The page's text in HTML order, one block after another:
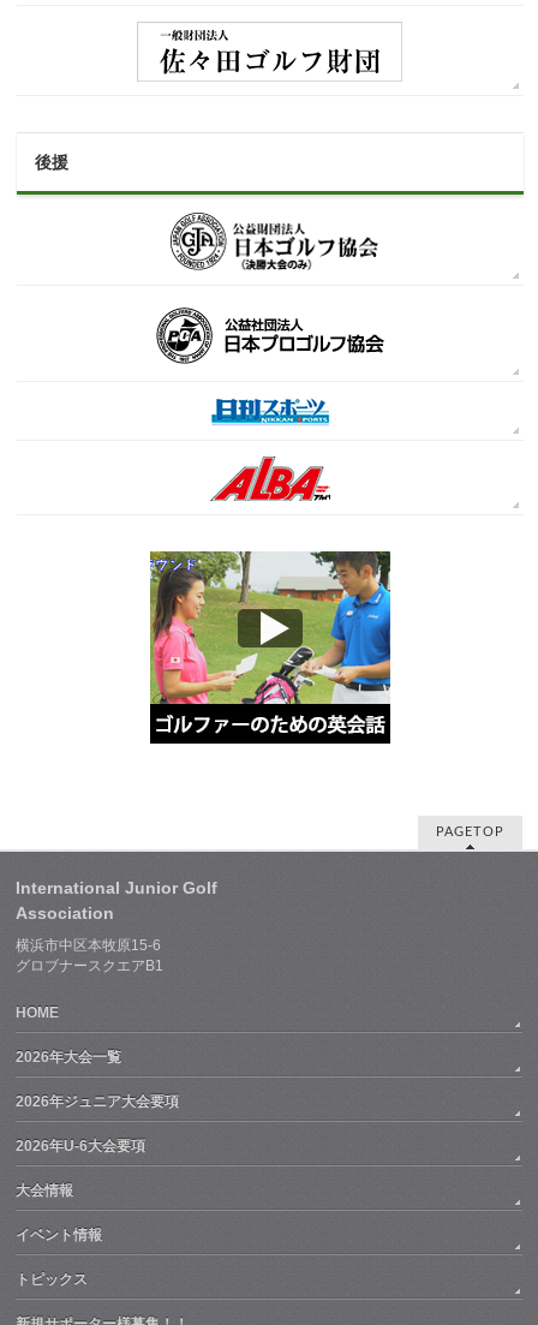
後援
PAGETOP
International Junior Golf
Association
横浜市中区本牧原15-6
グロブナースクエアB1
HOME
2026年大会一覧
2026年ジュニア大会要項
2026年U-6大会要項
大会情報
イベント情報
トピックス